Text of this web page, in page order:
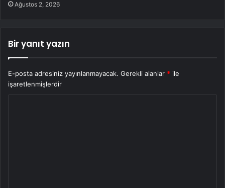
Ağustos 2, 2026
Bir yanıt yazın
E-posta adresiniz yayınlanmayacak. Gerekli alanlar * ile
işaretlenmişlerdir